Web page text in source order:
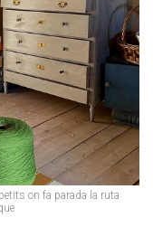
on fa parada la ruta